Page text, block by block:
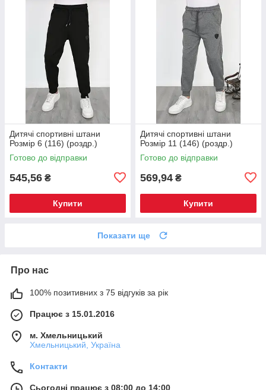
Дитячі спортивні штани
Розмір 6 (116) (роздр.)
Готово до відправки
545,56 ₴
Купити
Дитячі спортивні штани
Розмір 11 (146) (роздр.)
Готово до відправки
569,94 ₴
Купити
Показати ще
Про нас
100% позитивних з 75 відгуків за рік
Працює з 15.01.2016
м. Хмельницький
Хмельницький, Україна
Контакти
Сьогодні працює з 08:00 до 14:00